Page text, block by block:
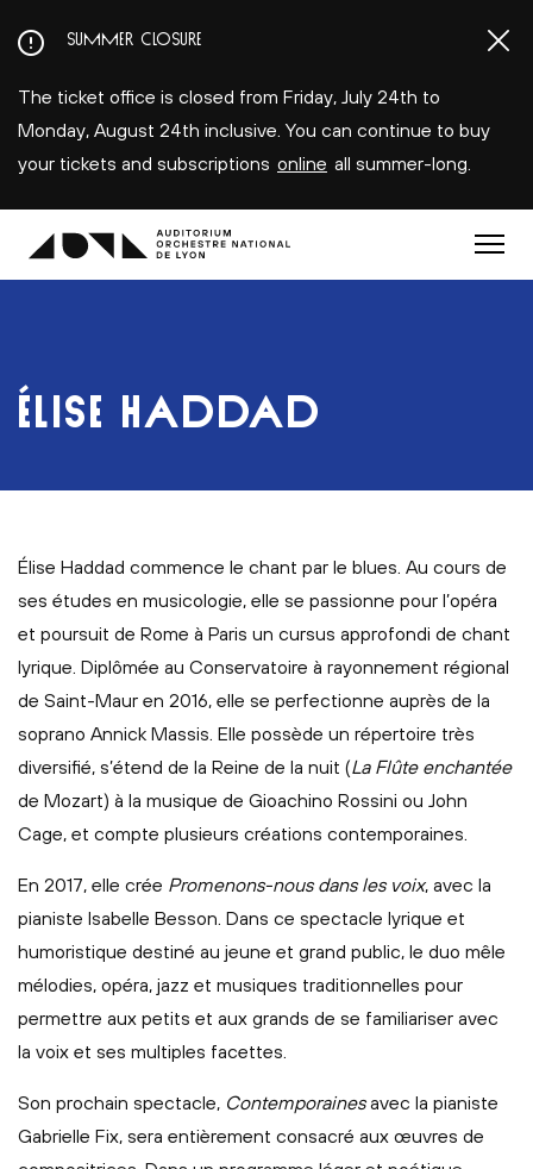
au
principal
SUMMER CLOSURE
The ticket office is closed from Friday, July 24th to
Monday, August 24th inclusive. You can continue to buy
your tickets and subscriptions online all summer-long.
Menu
ÉLISE HADDAD
Élise Haddad commence le chant par le blues. Au cours de
ses études en musicologie, elle se passionne pour l’opéra
et poursuit de Rome à Paris un cursus approfondi de chant
lyrique. Diplômée au Conservatoire à rayonnement régional
de Saint-Maur en 2016, elle se perfectionne auprès de la
soprano Annick Massis. Elle possède un répertoire très
diversifié, s’étend de la Reine de la nuit (La Flûte enchantée
de Mozart) à la musique de Gioachino Rossini ou John
Cage, et compte plusieurs créations contemporaines.
En 2017, elle crée Promenons-nous dans les voix, avec la
pianiste Isabelle Besson. Dans ce spectacle lyrique et
humoristique destiné au jeune et grand public, le duo mêle
mélodies, opéra, jazz et musiques traditionnelles pour
permettre aux petits et aux grands de se familiariser avec
la voix et ses multiples facettes.
Son prochain spectacle, Contemporainesavec la pianiste
Gabrielle Fix, sera entièrement consacré aux œuvres de